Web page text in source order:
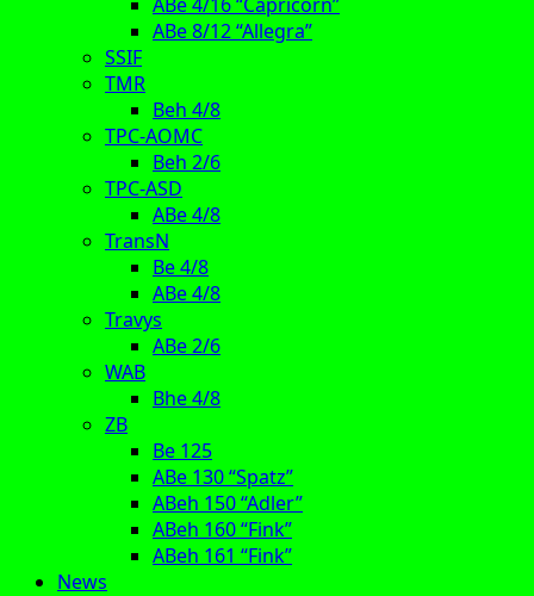
ABe 8/12 “Allegra”
SSIF
TMR
Beh 4/8
TPC-AOMC
Beh 2/6
TPC-ASD
ABe 4/8
TransN
Be 4/8
ABe 4/8
Travys
ABe 2/6
WAB
Bhe 4/8
ZB
Be 125
ABe 130 “Spatz”
ABeh 150 “Adler”
ABeh 160 “Fink”
ABeh 161 “Fink”
News